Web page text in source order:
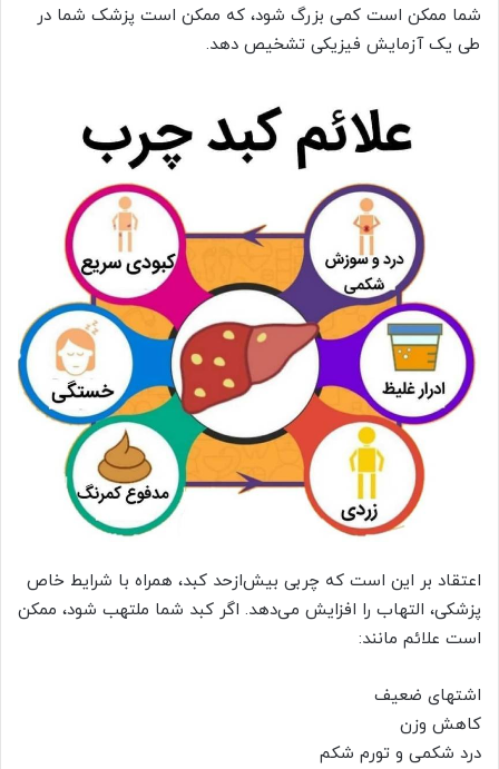
شما ممکن است کمی بزرگ شود، که ممکن است پزشک شما در
طی یک آزمایش فیزیکی تشخیص دهد.
اعتقاد بر این است که چربی بیش‌ازحد کبد، همراه با شرایط خاص
پزشکی، التهاب را افزایش می‌دهد. اگر کبد شما ملتهب شود، ممکن
است علائم مانند:
اشتهای ضعیف
کاهش وزن
درد شکمی و تورم شکم